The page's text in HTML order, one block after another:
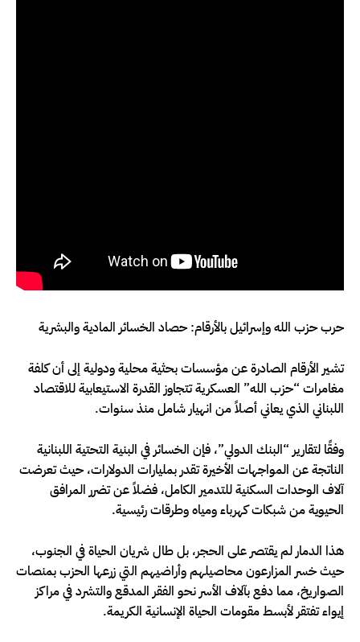
حرب حزب الله وإسرائيل بالأرقام: حصاد الخسائر المادية والبشرية
تشير الأرقام الصادرة عن مؤسسات بحثية محلية ودولية إلى أن كلفة
مغامرات “حزب الله” العسكرية تتجاوز القدرة الاستيعابية للاقتصاد
اللبناني الذي يعاني أصلاً من انهيار شامل منذ سنوات.
وفقًا لتقارير “البنك الدولي”، فإن الخسائر في البنية التحتية اللبنانية
الناتجة عن المواجهات الأخيرة تقدر بمليارات الدولارات، حيث تعرضت
آلاف الوحدات السكنية للتدمير الكامل، فضلاً عن تضرر المرافق
الحيوية من شبكات كهرباء ومياه وطرقات رئيسية.
هذا الدمار لم يقتصر على الحجر، بل طال شريان الحياة في الجنوب،
حيث خسر المزارعون محاصيلهم وأراضيهم التي زرعها الحزب بمنصات
الصواريخ، مما دفع بآلاف الأسر نحو الفقر المدقع والتشرد في مراكز
إيواء تفتقر لأبسط مقومات الحياة الإنسانية الكريمة.